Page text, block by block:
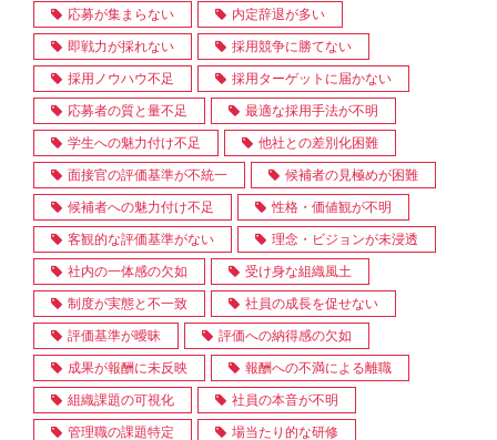
応募が集まらない 内定辞退が多い
即戦力が採れない 採用競争に勝てない
採用ノウハウ不足 採用ターゲットに届かない
応募者の質と量不足 最適な採用手法が不明
学生への魅力付け不足 他社との差別化困難
面接官の評価基準が不統一 候補者の見極めが困難
候補者への魅力付け不足 性格・価値観が不明
客観的な評価基準がない 理念・ビジョンが未浸透
社内の一体感の欠如 受け身な組織風土
制度が実態と不一致 社員の成長を促せない
評価基準が曖昧 評価への納得感の欠如
成果が報酬に未反映 報酬への不満による離職
組織課題の可視化 社員の本音が不明
管理職の課題特定 場当たり的な研修